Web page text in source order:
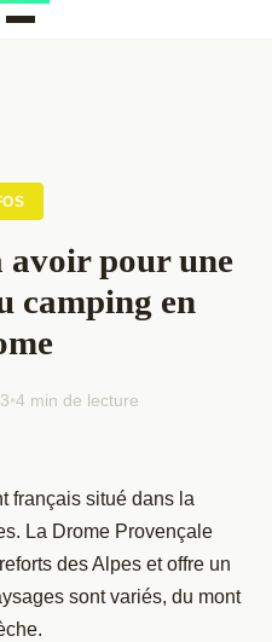
avoir pour une
camping en
•4 min de lecture
français situé dans la
La Drome Provençale
des Alpes et offre un
sont variés, du mont